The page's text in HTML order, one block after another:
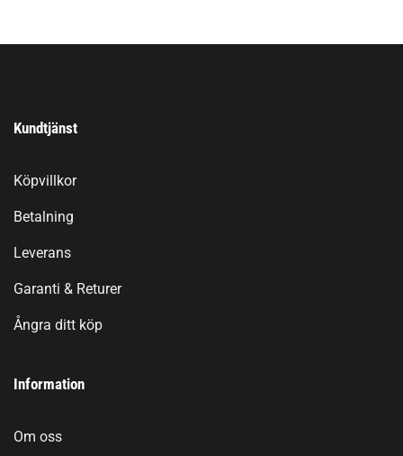
Kundtjänst
Köpvillkor
Betalning
Leverans
Garanti & Returer
Ångra ditt köp
Information
Om oss